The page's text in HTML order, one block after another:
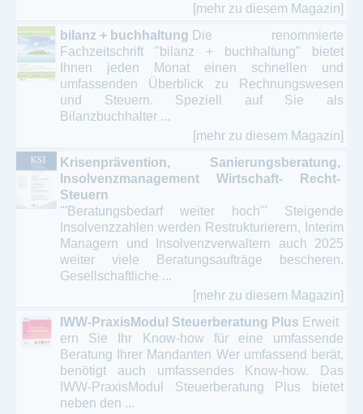
[mehr zu diesem Magazin]
bilanz + buchhaltung Die renommierte
Fachzeitschrift "bilanz + buchhaltung" bietet
Ihnen jeden Monat einen schnellen und
umfassenden Überblick zu Rechnungswesen
und Steuern. Speziell auf Sie als
Bilanzbuchhalter ...
[mehr zu diesem Magazin]
Krisenprävention, Sanierungsberatung,
Insolvenzmanagement Wirtschaft- Recht-
Steuern
'''Beratungsbedarf weiter hoch''' Steigende
Insolvenzzahlen werden Restrukturierern, Interim
Managern und Insolvenzverwaltern auch 2025
weiter viele Beratungsaufträge bescheren.
Gesellschaftliche ...
[mehr zu diesem Magazin]
IWW-PraxisModul Steuerberatung Plus Erweit
ern Sie Ihr Know-how für eine umfassende
Beratung Ihrer Mandanten Wer umfassend berät,
benötigt auch umfassendes Know-how. Das
IWW-PraxisModul Steuerberatung Plus bietet
neben den ...